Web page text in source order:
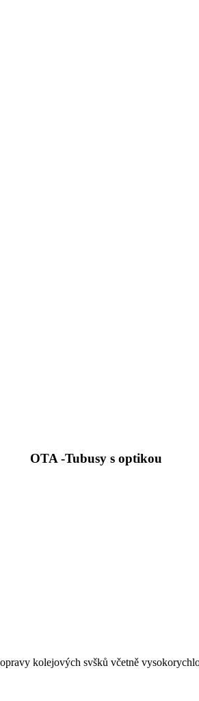
OTA -Tubusy s optikou
kolejových svšků včetně